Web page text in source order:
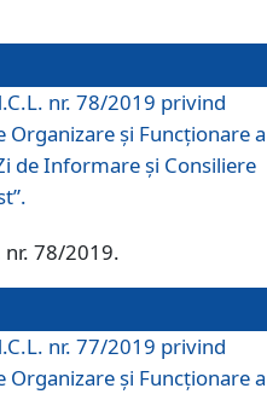
nr. 78/2019 privind
și Funcționare
de Informare şi Consiliere
nr. 78/2019.
nr. 77/2019 privind
și Funcționare